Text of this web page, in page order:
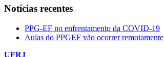
Notícias recentes
PPG-EF no enfrentamento da COVID-19
Aulas do PPGEF vão ocorrer remotamente
UFRJ